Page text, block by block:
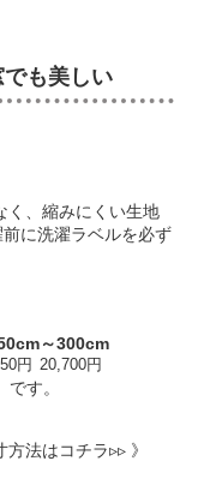
も美しい
く、縮みにくい生地
に洗濯ラベルを必ず
～300cm
円 20,700円
す。
方法はコチラ▹▹ 》